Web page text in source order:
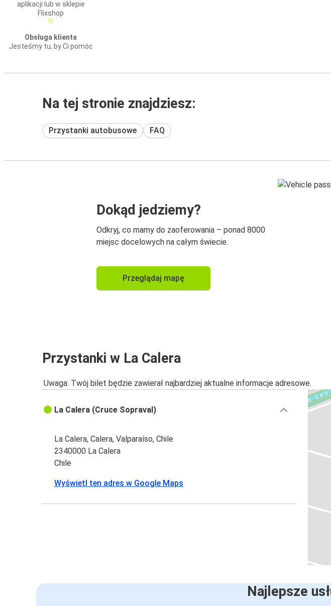
aplikacji lub w sklepie
Flixshop
Obsługa klienta
Jesteśmy tu, by Ci pomóc
Na tej stronie znajdziesz:
Przystanki autobusowe FAQ
Dokąd jedziemy?
Odkryj, co mamy do zaoferowania – ponad 8000
miejsc docelowych na całym świecie.
Przeglądaj mapę
Przystanki w La Calera
Uwaga: Twój bilet będzie zawierał najbardziej aktualne informacje adresowe.
La Calera (Cruce Sopraval)
La Calera, Calera, Valparaíso, Chile
2340000 La Calera
Chile
Wyświetl ten adres w Google Maps
Najlepsze